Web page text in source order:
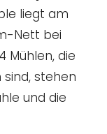
liegt am
Nett bei
Mühlen, die
stehen
und die